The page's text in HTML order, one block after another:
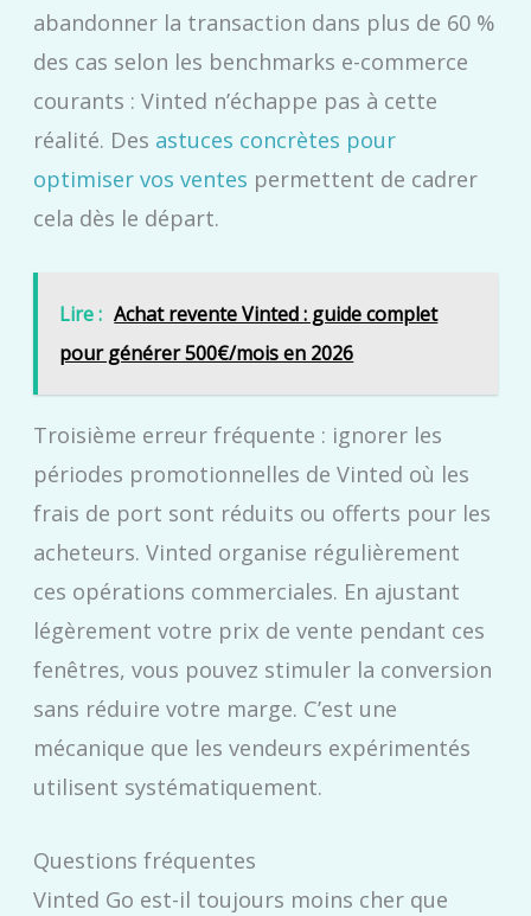
abandonner la transaction dans plus de 60 %
des cas selon les benchmarks e-commerce
courants : Vinted n’échappe pas à cette
réalité. Des astuces concrètes pour
optimiser vos ventes permettent de cadrer
cela dès le départ.
Lire : Achat revente Vinted : guide complet
pour générer 500€/mois en 2026
Troisième erreur fréquente : ignorer les
périodes promotionnelles de Vinted où les
frais de port sont réduits ou offerts pour les
acheteurs. Vinted organise régulièrement
ces opérations commerciales. En ajustant
légèrement votre prix de vente pendant ces
fenêtres, vous pouvez stimuler la conversion
sans réduire votre marge. C’est une
mécanique que les vendeurs expérimentés
utilisent systématiquement.
Questions fréquentes
Vinted Go est-il toujours moins cher que